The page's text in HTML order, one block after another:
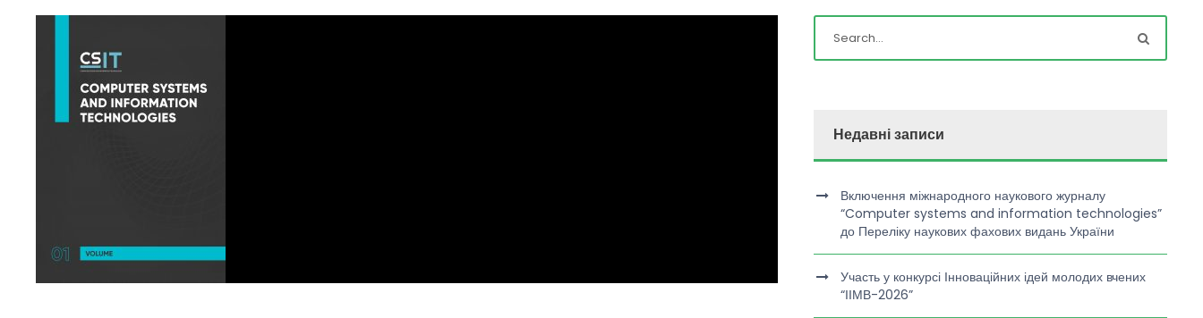
Недавні записи
Включення міжнародного наукового журналу
“Computer systems and information technologies”
до Переліку наукових фахових видань України
Участь у конкурсі Інноваційних ідей молодих вчених
“ІІМВ-2026”